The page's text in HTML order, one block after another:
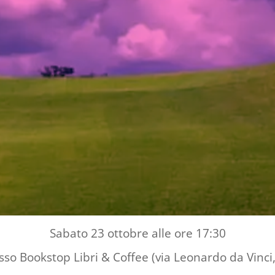
Sabato 23 ottobre alle ore 17:30
Bookstop Libri & Coffee (via Leonardo da